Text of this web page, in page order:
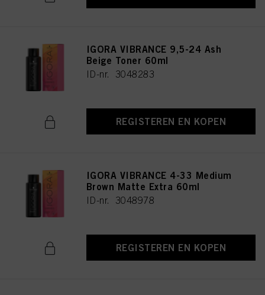
IGORA VIBRANCE 9,5-24 Ash
Beige Toner 60ml
ID-nr. 3048283
REGISTEREN EN KOPEN
IGORA VIBRANCE 4-33 Medium
Brown Matte Extra 60ml
ID-nr. 3048978
REGISTEREN EN KOPEN